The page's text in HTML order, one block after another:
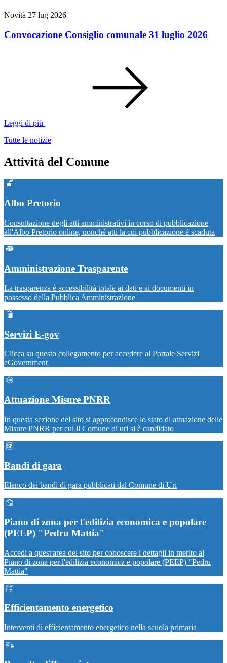
Novità 27 lug 2026
Convocazione Consiglio comunale 31 luglio 2026
Leggi di più
Tutte le notizie
Attività del Comune
Albo Pretorio
Consultazione degli atti amministrativi in corso di pubblicazione
all'Albo Pretorio online, nonché atti la cui pubblicazione è scaduta
Amministrazione Trasparente
La trasparenza è accessibilità totale ai dati e ai documenti in
possesso della Pubblica Amministrazione
Servizi E-gov
Clicca su questo collegamento per accedere al Portale Servizi
eGovernment
Attuazione Misure PNRR
In questa sezione del sito si approfondisce lo stato di attuazione delle
Misure PNRR per cui il Comune di uri si è candidato
Bandi di gara
Elenco dei bandi di gara pubblicati dal Comune di Uri
Piano di zona per l'edilizia economica e popolare
(PEEP) "Pedru Mattia"
Accedi a quest'area del sito per conoscere i dettagli in merito al
Piano di zona per l'edilizia economica e popolare (PEEP) "Pedru
Mattia"
Efficientamento energetico
Interventi di efficientamento energetico nella scuola primaria